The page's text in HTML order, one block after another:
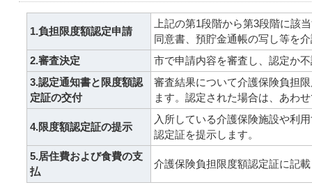
1.負担限度額認定申請
上記の第1段階から第3段階に該
同意書、預貯金通帳の写し等を
2.審査決定
市で申請内容を審査し、認定か
3.認定通知書と限度額認
定証の交付
審査結果について介護保険負担
ます。認定された場合は、あわ
4.限度額認定証の提示
入所している介護保険施設や利
認定証を提示します。
5.居住費および食費の支
払
介護保険負担限度額認定証に記